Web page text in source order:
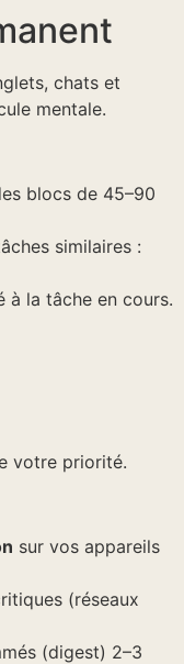
chats et
mentale.
blocs de 45–90
similaires :
à la tâche en cours.
votre priorité.
sur vos appareils
(réseaux
(digest) 2–3